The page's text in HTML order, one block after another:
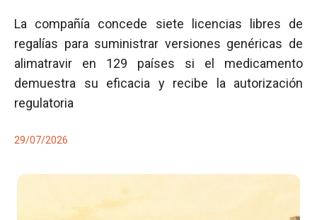
La compañía concede siete licencias libres de
regalías para suministrar versiones genéricas de
alimatravir en 129 países si el medicamento
demuestra su eficacia y recibe la autorización
regulatoria
29/07/2026